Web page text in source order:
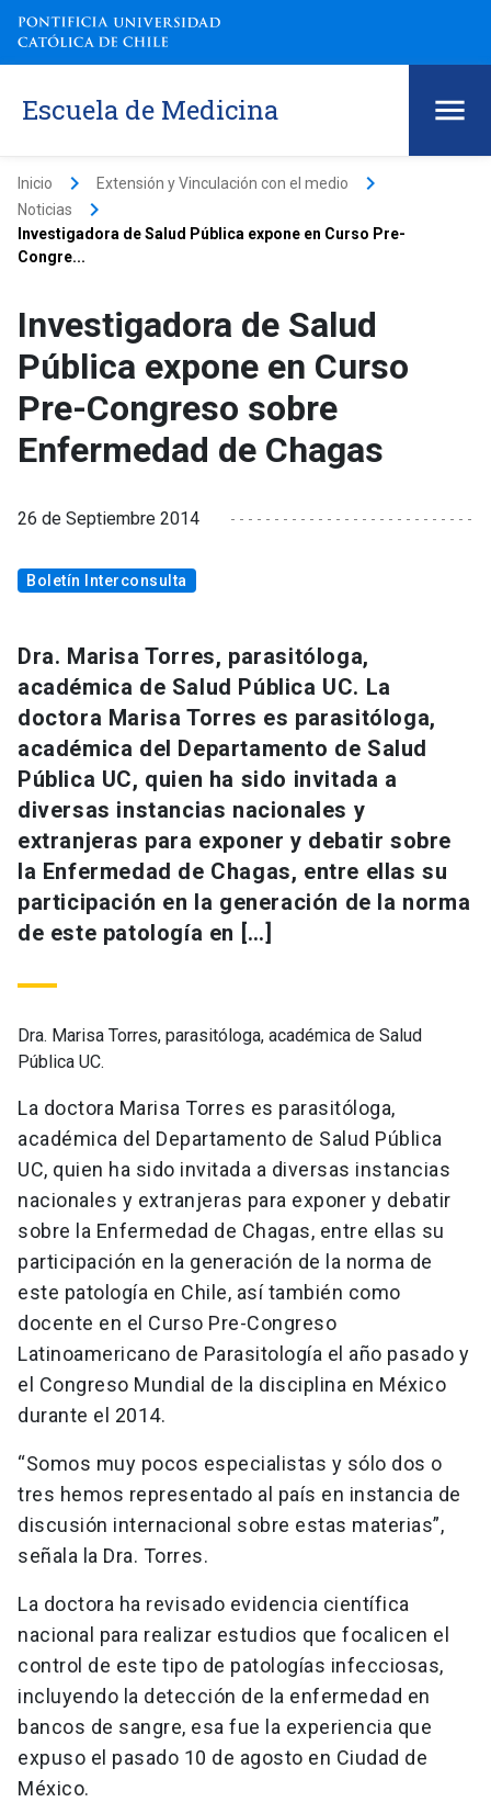
Escuela de Medicina
Inicio keyboard_arrow_right Extensión y Vinculación con el medio keyboard_arrow_right
Noticias keyboard_arrow_right
Investigadora de Salud Pública expone en Curso Pre-
Congre...
Investigadora de Salud
Pública expone en Curso
Pre-Congreso sobre
Enfermedad de Chagas
26 de Septiembre 2014
Boletín Interconsulta
Dra. Marisa Torres, parasitóloga,
académica de Salud Pública UC. La
doctora Marisa Torres es parasitóloga,
académica del Departamento de Salud
Pública UC, quien ha sido invitada a
diversas instancias nacionales y
extranjeras para exponer y debatir sobre
la Enfermedad de Chagas, entre ellas su
participación en la generación de la norma
de este patología en […]
Dra. Marisa Torres, parasitóloga, académica de Salud
Pública UC.
La doctora Marisa Torres es parasitóloga,
académica del Departamento de Salud Pública
UC, quien ha sido invitada a diversas instancias
nacionales y extranjeras para exponer y debatir
sobre la Enfermedad de Chagas, entre ellas su
participación en la generación de la norma de
este patología en Chile, así también como
docente en el Curso Pre-Congreso
Latinoamericano de Parasitología el año pasado y
el Congreso Mundial de la disciplina en México
durante el 2014.
“Somos muy pocos especialistas y sólo dos o
tres hemos representado al país en instancia de
discusión internacional sobre estas materias”,
señala la Dra. Torres.
La doctora ha revisado evidencia científica
nacional para realizar estudios que focalicen el
control de este tipo de patologías infecciosas,
incluyendo la detección de la enfermedad en
bancos de sangre, esa fue la experiencia que
expuso el pasado 10 de agosto en Ciudad de
México.